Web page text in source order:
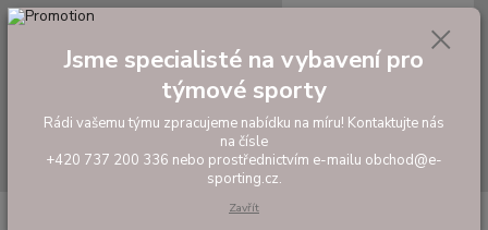
Hledat
tel: +420 737 200 336
0,00 Kč
Akční sady dresů
Jsme specialisté na vybavení pro
týmové sporty
Rádi vašemu týmu zpracujeme nabídku na míru! Kontaktujte nás
na čísle
+420 737 200 336 nebo prostřednictvím e-mailu obchod@e-
sporting.cz.
Zavřít